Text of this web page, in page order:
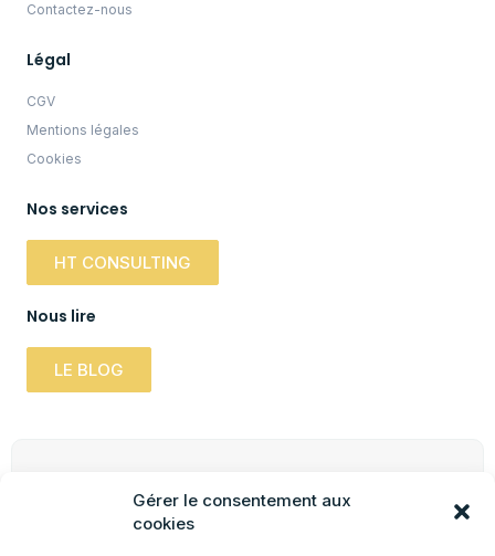
Gérer le consentement aux
cookies
Contactez-nous
Légal
CGV
Mentions légales
Cookies
Nos services
HT CONSULTING
Nous lire
LE BLOG
Newsletter
Inscrivez-vous à notre newsletter pour obtenir
des informations pratiques, mises à jour &